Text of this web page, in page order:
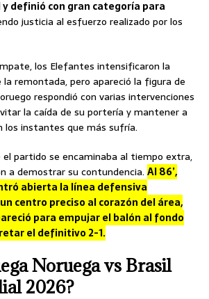
definió con gran categoría para
justicia al esfuerzo realizado por los
los Elefantes intensificaron la
la remontada, pero apareció la figura de
respondió con varias intervenciones
la caída de su portería y mantener a
los instantes que más sufría.
el partido se encaminaba al tiempo extra,
a demostrar su contundencia. Al 86’,
abierta la línea defensiva
centro preciso al corazón del área,
para empujar el balón al fondo
el definitivo 2-1.
Noruega vs Brasil
2026?